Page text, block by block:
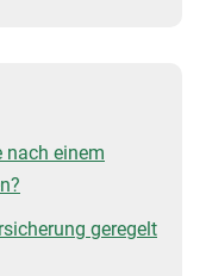
nach einem
geregelt